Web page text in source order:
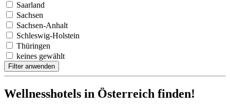
Saarland
Sachsen
Sachsen-Anhalt
Schleswig-Holstein
Thüringen
keines gewählt
Filter anwenden
Wellnesshotels in Österreich finden!